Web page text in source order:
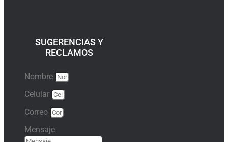
SUGERENCIAS Y
RECLAMOS
Nombre
Celular
Correo
Mensaje